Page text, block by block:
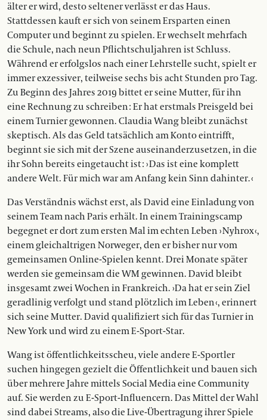
älter er wird, desto seltener verlässt er das Haus.
Stattdessen kauft er sich von seinem Ersparten einen
Computer und beginnt zu spielen. Er wechselt mehrfach
die Schule, nach neun Pflichtschuljahren ist Schluss.
Während er erfolgslos nach einer Lehrstelle sucht, spielt er
immer exzessiver, teilweise sechs bis acht Stunden pro Tag.
Zu Beginn des Jahres 2019 bittet er seine Mutter, für ihn
eine Rechnung zu schreiben : Er hat erstmals Preisgeld bei
einem Turnier gewonnen. Claudia Wang bleibt zunächst
skeptisch. Als das Geld tatsächlich am Konto eintrifft,
beginnt sie sich mit der Szene auseinanderzusetzen, in die
ihr Sohn bereits eingetaucht ist : › Das ist eine komplett
andere Welt. Für mich war am Anfang kein Sinn dahinter. ‹
Das Verständnis wächst erst, als David eine Einladung von
seinem Team nach Paris erhält. In einem Trainingscamp
begegnet er dort zum ersten Mal im echten Leben › Nyhrox ‹,
einem gleichaltrigen Norweger, den er bisher nur vom
gemeinsamen Online-Spielen kennt. Drei Monate später
werden sie gemeinsam die WM gewinnen. David bleibt
insgesamt zwei Wochen in Frankreich. ›Da hat er sein Ziel
geradlinig verfolgt und stand plötzlich im Leben ‹, erinnert
sich seine Mutter. David qualifiziert sich für das Turnier in
New York und wird zu einem E-Sport-Star.
Wang ist öffentlichkeitsscheu, viele andere E-Sportler
suchen hingegen gezielt die Öffentlichkeit und bauen sich
über mehrere Jahre mittels Social Media eine Community
auf. Sie werden zu E-Sport-Influencern. Das Mittel der Wahl
sind dabei Streams, also die Live-Übertragung ihrer Spiele